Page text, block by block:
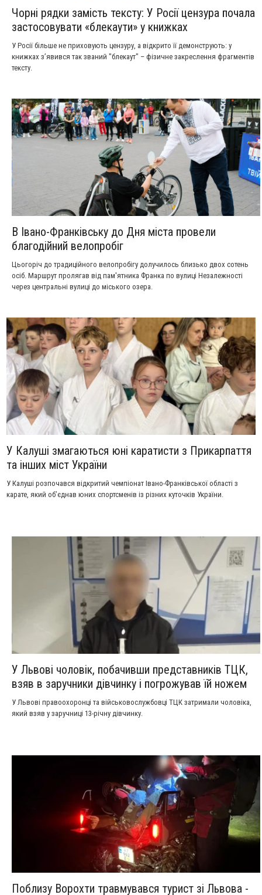
Чорні рядки замість тексту: У Росії цензура почала
застосовувати «блекаути» у книжках
У Росії більше не приховують цензуру, а відкрито її демонструють: у
книжках з’явився так званий "блекаут" – фізичне закреслення фрагментів
тексту.
В Івано-Франківську до Дня міста провели
благодійний велопробіг
Цьогоріч до традиційного велопробігу долучилось близько двох сотень
осіб. Маршрут пролягав від пам'ятника Франка по вулиці Незалежності
через центральні вулиці до міського озера.
У Калуші змагаються юні каратисти з Прикарпаття
та інших міст України
У Калуші розпочався відкритий чемпіонат Івано-Франківської області з
карате, який об’єднав юних спортсменів із різних куточків України.
У Львові чоловік, побачивши представників ТЦК,
взяв в заручники дівчинку і погрожував їй ножем
У Львові правоохоронці та військовослужбовці ТЦК затримали чоловіка,
який взяв у заручниці 13-річну дівчинку.
Поблизу Ворохти травмувався турист зі Львова -